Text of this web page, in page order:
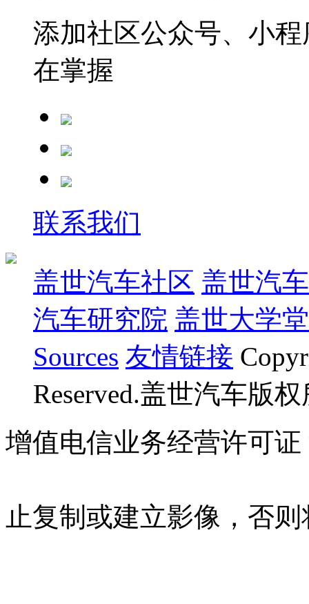
添加社区公众号、小
在掌握
联系我们
盖世汽车社区 盖世汽
汽车研究院 盖世大学堂
Sources 友情链接
Reserved.盖世汽车版
增值电信业务经营许可证
止复制或建立影像，否